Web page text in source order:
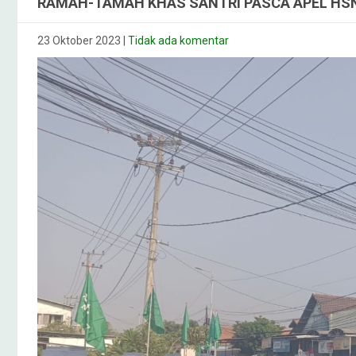
23 Oktober 2023 Tidak ada komentar